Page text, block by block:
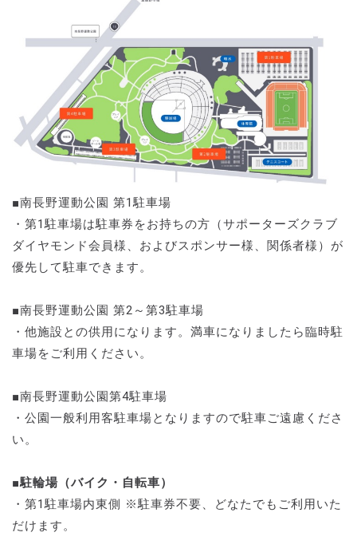
■南長野運動公園 第1駐車場
・第1駐車場は駐車券をお持ちの方（サポーターズクラブ
ダイヤモンド会員様、およびスポンサー様、関係者様）が
優先して駐車できます。
■南長野運動公園 第2～第3駐車場
・他施設との供用になります。満車になりましたら臨時駐
車場をご利用ください。
■南長野運動公園第4駐車場
・公園一般利用客駐車場となりますので駐車ご遠慮くださ
い。
■駐輪場（バイク・自転車）
・第1駐車場内東側 ※駐車券不要、どなたでもご利用いた
だけます。